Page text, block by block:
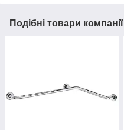
Подібні товари компанії